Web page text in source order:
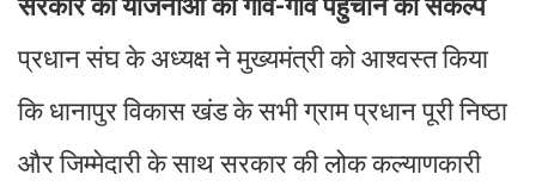
सरकार की योजनाओं को गांव-गांव पहुंचाने का संकल्प
प्रधान संघ के अध्यक्ष ने मुख्यमंत्री को आश्वस्त किया
कि धानापुर विकास खंड के सभी ग्राम प्रधान पूरी निष्ठा
और जिम्मेदारी के साथ सरकार की लोक कल्याणकारी